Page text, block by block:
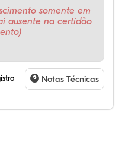
somente em
ausente na certidão
Notas Técnicas